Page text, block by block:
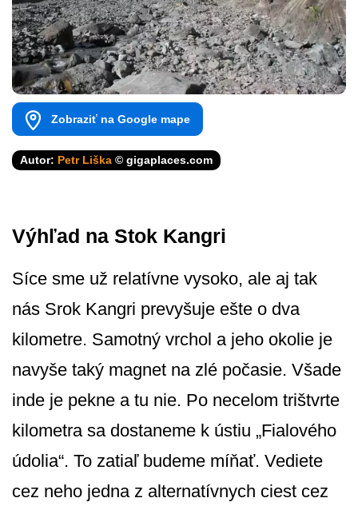
Zobraziť na Google mape
Autor: Petr Liška © gigaplaces.com
Výhľad na Stok Kangri
Síce sme už relatívne vysoko, ale aj tak
nás Srok Kangri prevyšuje ešte o dva
kilometre. Samotný vrchol a jeho okolie je
navyše taký magnet na zlé počasie. Všade
inde je pekne a tu nie. Po necelom trištvrte
kilometra sa dostaneme k ústiu „Fialového
údolia“. To zatiaľ budeme míňať. Vediete
cez neho jedna z alternatívnych ciest cez